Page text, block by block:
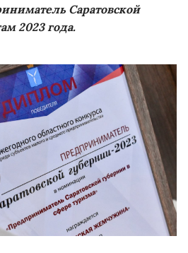
Саратовской
2023 года.